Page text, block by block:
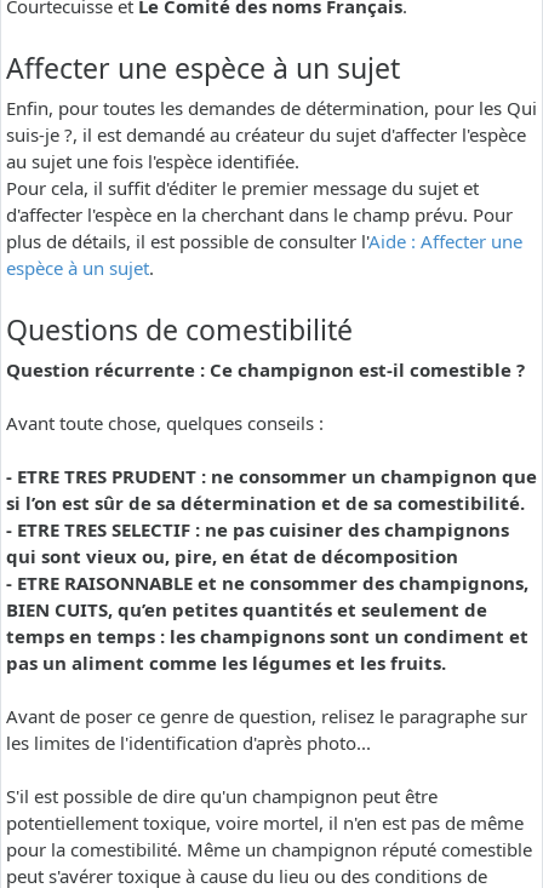
Courtecuisse et Le Comité des noms Français.
Affecter une espèce à un sujet
Enfin, pour toutes les demandes de détermination, pour les Qui
suis-je ?, il est demandé au créateur du sujet d'affecter l'espèce
au sujet une fois l'espèce identifiée.
Pour cela, il suffit d'éditer le premier message du sujet et
d'affecter l'espèce en la cherchant dans le champ prévu. Pour
plus de détails, il est possible de consulter l'Aide : Affecter une
espèce à un sujet.
Questions de comestibilité
Question récurrente : Ce champignon est-il comestible ?
Avant toute chose, quelques conseils :
- ETRE TRES PRUDENT : ne consommer un champignon que
si l’on est sûr de sa détermination et de sa comestibilité.
- ETRE TRES SELECTIF : ne pas cuisiner des champignons
qui sont vieux ou, pire, en état de décomposition
- ETRE RAISONNABLE et ne consommer des champignons,
BIEN CUITS, qu’en petites quantités et seulement de
temps en temps : les champignons sont un condiment et
pas un aliment comme les légumes et les fruits.
Avant de poser ce genre de question, relisez le paragraphe sur
les limites de l'identification d'après photo...
S'il est possible de dire qu'un champignon peut être
potentiellement toxique, voire mortel, il n'en est pas de même
pour la comestibilité. Même un champignon réputé comestible
peut s'avérer toxique à cause du lieu ou des conditions de